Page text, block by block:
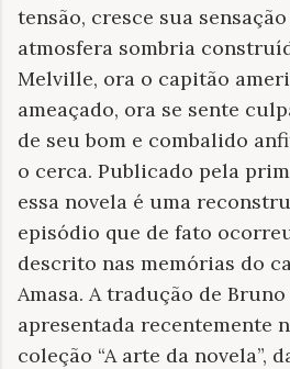
tensão, cresce sua
atmosfera sombria
Melville, ora o capitão
ameaçado, ora se sente
de seu bom e combalido
o cerca. Publicado pela
essa novela é uma
episódio que de fato
descrito nas memórias do
Amasa. A tradução de
apresentada recentemente
coleção “A arte da novela”,